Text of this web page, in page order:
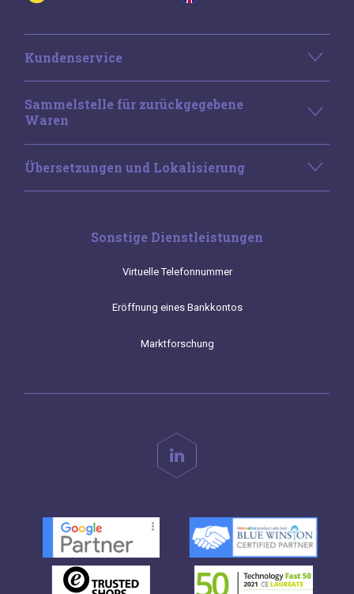
Kundenservice
Sammelstelle für zurückgegebene
Waren
Übersetzungen und Lokalisierung
Sonstige Dienstleistungen
Virtuelle Telefonnummer
Eröffnung eines Bankkontos
Marktforschung